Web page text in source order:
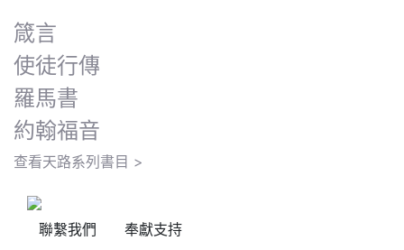
箴言
使徒行傳
羅馬書
約翰福音
查看天路系列書目 >
聯繫我們 奉獻支持